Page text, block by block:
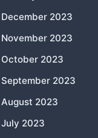
December 2023
November 2023
October 2023
September 2023
August 2023
July 2023